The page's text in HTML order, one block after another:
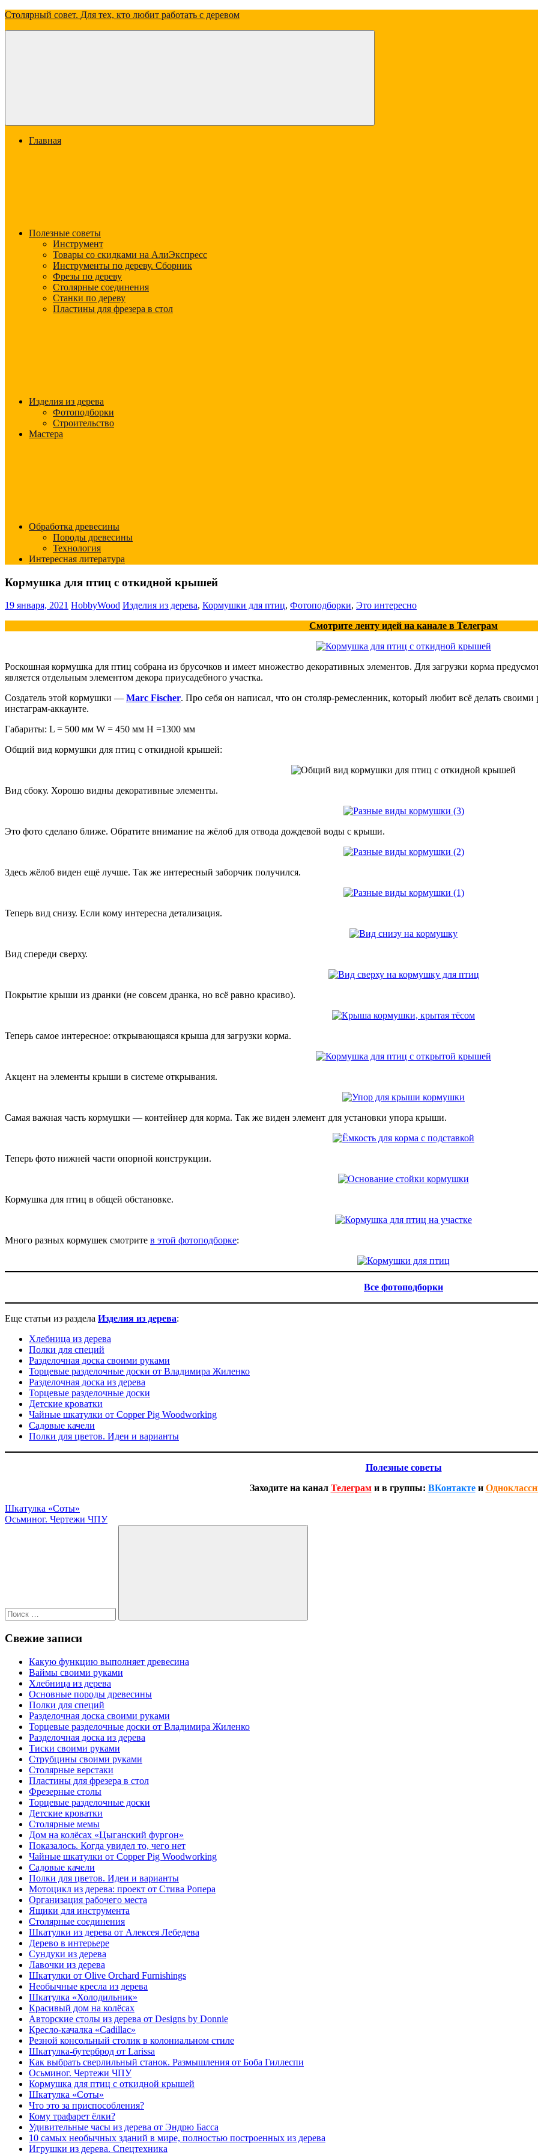
Перейти
Столярный совет. Для тех, кто любит работать с деревом
Меню
Главная
Полезные советы
Инструмент
Товары со скидками на АлиЭкспресс
Инструменты по дереву. Сборник
Фрезы по дереву
Столярные соединения
Станки по дереву
Пластины для фрезера в стол
Изделия из дерева
Фотоподборки
Строительство
Мастера
Обработка древесины
Породы древесины
Технология
Интересная литература
Кормушка для птиц с откидной крышей
19 января, 2021 HobbyWood Изделия из дерева, Кормушки для птиц, Фотоподборки, Это интересно
Смотрите ленту идей на канале в Телеграм
Роскошная кормушка для птиц собрана из брусочков и имеет множество декоративных элементов. Для загрузки корма
является отдельным элементом декора приусадебного участка.
Создатель этой кормушки — Marc Fischer. Про себя он написал, что он столяр-ремесленник, который любит всё делать
инстаграм-аккаунте.
Габариты: L = 500 мм W = 450 мм H =1300 мм
Общий вид кормушки для птиц с откидной крышей:
Вид сбоку. Хорошо видны декоративные элементы.
Это фото сделано ближе. Обратите внимание на жёлоб для отвода дождевой воды с крыши.
Здесь жёлоб виден ещё лучше. Так же интересный заборчик получился.
Теперь вид снизу. Если кому интересна детализация.
Вид спереди сверху.
Покрытие крыши из дранки (не совсем дранка, но всё равно красиво).
Теперь самое интересное: открывающаяся крыша для загрузки корма.
Акцент на элементы крыши в системе открывания.
Самая важная часть кормушки — контейнер для корма. Так же виден элемент для установки упора крыши.
Теперь фото нижней части опорной конструкции.
Кормушка для птиц в общей обстановке.
Много разных кормушек смотрите в этой фотоподборке:
Все фотоподборки
Еще статьи из раздела Изделия из дерева:
Хлебница из дерева
Полки для специй
Разделочная доска своими руками
Торцевые разделочные доски от Владимира Жиленко
Разделочная доска из дерева
Торцевые разделочные доски
Детские кроватки
Чайные шкатулки от Copper Pig Woodworking
Садовые качели
Полки для цветов. Идеи и варианты
Полезные советы
Заходите на канал Телеграми в группы: ВКонтактеи
Навигация
по
Предыдущая
запись:
Шкатулка «Соты»
Следующая
Осьминог. Чертежи ЧПУ
Поиск
Свежие записи
Какую функцию выполняет древесина
Ваймы своими руками
Хлебница из дерева
Основные породы древесины
Полки для специй
Разделочная доска своими руками
Торцевые разделочные доски от Владимира Жиленко
Разделочная доска из дерева
Тиски своими руками
Струбцины своими руками
Столярные верстаки
Пластины для фрезера в стол
Фрезерные столы
Торцевые разделочные доски
Детские кроватки
Столярные мемы
Дом на колёсах «Цыганский фургон»
Показалось. Когда увидел то, чего нет
Чайные шкатулки от Copper Pig Woodworking
Садовые качели
Полки для цветов. Идеи и варианты
Мотоцикл из дерева: проект от Стива Ропера
Организация рабочего места
Ящики для инструмента
Столярные соединения
Шкатулки из дерева от Алексея Лебедева
Дерево в интерьере
Сундуки из дерева
Лавочки из дерева
Шкатулки от Olive Orchard Furnishings
Необычные кресла из дерева
Шкатулка «Холодильник»
Красивый дом на колёсах
Авторские столы из дерева от Designs by Donnie
Кресло-качалка «Cadillac»
Резной консольный столик в колониальном стиле
Шкатулка-бутерброд от Larissa
Как выбрать сверлильный станок. Размышления от Боба Гиллеспи
Осьминог. Чертежи ЧПУ
Кормушка для птиц с откидной крышей
Шкатулка «Соты»
Что это за приспособления?
Кому трафарет ёлки?
Удивительные часы из дерева от Эндрю Басса
10 самых необычных зданий в мире, полностью построенных из дерева
Игрушки из дерева. Спецтехника